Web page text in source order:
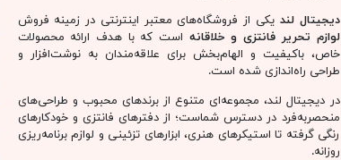
دیجیتال لند یکی از فروشگاه‌های معتبر اینترنتی در زمینه فروش
لوازم تحریر فانتزی و خلاقانه است که با هدف ارائه محصولات
خاص، باکیفیت و الهام‌بخش برای علاقه‌مندان به نوشت‌افزار و
طراحی راه‌اندازی شده است.
در دیجیتال لند، مجموعه‌ای متنوع از برندهای محبوب و طراحی‌های
منحصربه‌فرد در دسترس شماست؛ از دفترهای فانتزی و خودکارهای
رنگی گرفته تا استیکرهای هنری، ابزارهای تزئینی و لوازم برنامه‌ریزی
روزانه.